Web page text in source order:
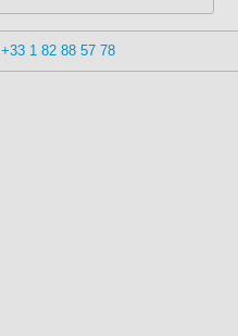
+33 1 82 88 57 78